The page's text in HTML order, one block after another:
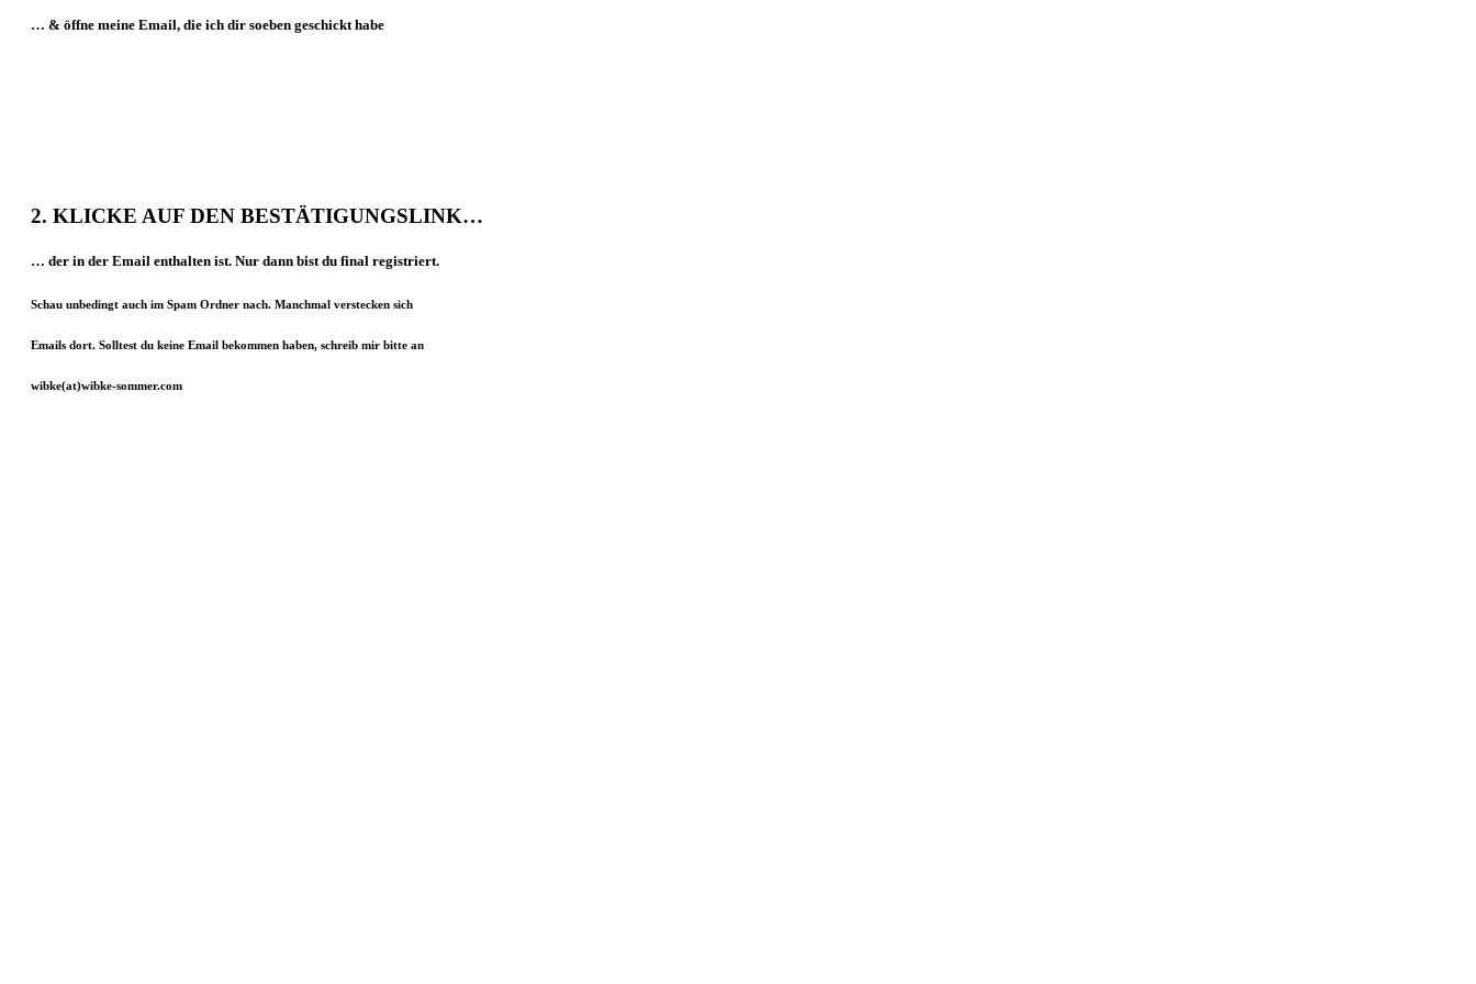
… & öffne meine Email, die ich dir soeben geschickt habe
2. KLICKE AUF DEN BESTÄTIGUNGSLINK…
… der in der Email enthalten ist. Nur dann bist du final registriert.
Schau unbedingt auch im Spam Ordner nach. Manchmal verstecken sich
Emails dort. Solltest du keine Email bekommen haben, schreib mir bitte an
wibke(at)wibke-sommer.com